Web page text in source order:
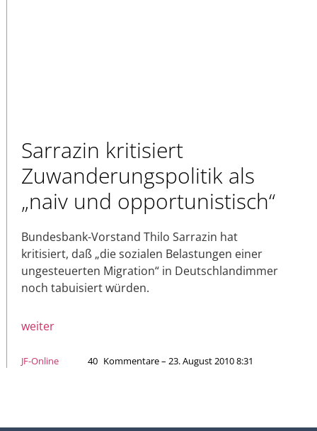
Sarrazin kritisiert
Zuwanderungspolitik als
„naiv und opportunistisch“
Bundesbank-Vorstand Thilo Sarrazin hat
kritisiert, daß „die sozialen Belastungen einer
ungesteuerten Migration“ in Deutschlandimmer
noch tabuisiert würden.
weiter
JF-Online 40 Kommentare – 23. August 2010 8:31